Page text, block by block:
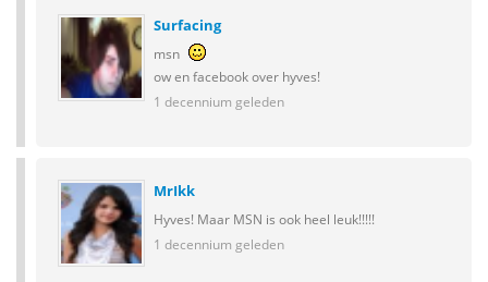
Surfacing
msn
ow en facebook over hyves!
1 decennium geleden
MrIkk
Hyves! Maar MSN is ook heel leuk!!!!!
1 decennium geleden